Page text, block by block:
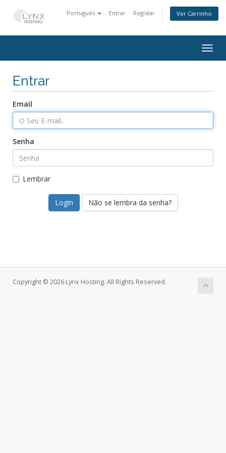
Português Entrar Registar Ver Carrinho
Entrar
Email
Senha
Lembrar
Não se lembra da senha?
Copyright © 2026 Lynx Hosting. All Rights Reserved.